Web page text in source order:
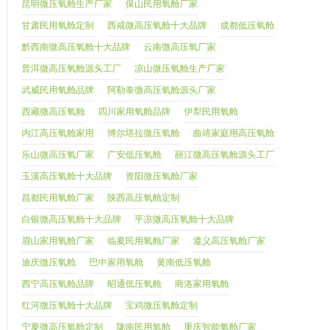
昆明微压氧舱生产厂家 保山民用氧舱厂家
甘肃民用氧舱定制 西咸微高压氧舱十大品牌 成都低压氧舱
黔西南微高压氧舱十大品牌 云南微高压氧厂家
普洱微高压氧舱源头工厂 凉山微压氧舱生产厂家
武威民用氧舱品牌 阿勒泰微高压氧舱源头厂家
西藏微高压氧舱 四川家用氧舱品牌 伊犁民用氧舱
内江高压氧舱家用 博尔塔拉微压氧舱 曲靖家庭用高压氧舱
乐山微高压氧厂家 广安低压氧舱 丽江微高压氧舱源头工厂
玉溪高压氧舱十大品牌 资阳微压氧舱厂家
昌都民用氧舱厂家 陕西高压氧舱定制
白银微高压氧舱十大品牌 平凉微高压氧舱十大品牌
眉山家用氧舱厂家 临夏民用氧舱厂家 遵义高压氧舱厂家
迪庆微压氧舱 巴中家用氧舱 黄南低压氧舱
西宁高压氧舱品牌 昭通低压氧舱 商洛家用氧舱
红河微压氧舱十大品牌 宝鸡微压氧舱定制
宁夏微高压氧舱定制 陇南民用氧舱 重庆智能氧舱厂家